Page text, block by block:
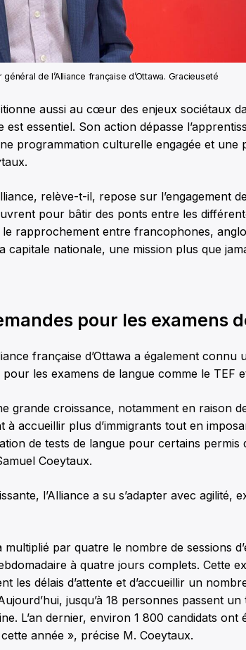
de l’Alliance française d’Ottawa. Gracieuseté
aussi au cœur des enjeux sociétaux
essentiel. Son action dépasse
programmation culturelle engagée et une
relève-t-il, repose sur l’engagement
pour bâtir des ponts entre les
rapprochement entre francophones,
nationale, une mission plus que
pour les examens
française d’Ottawa a également connu
les examens de langue comme le TEF
grande croissance, notamment en raison
à accueillir plus d’immigrants tout en
de tests de langue pour certains permis
Coeytaux.
l’Alliance a su s’adapter avec agilité,
par quatre le nombre de sessions
à quatre jours complets. Cette
les délais d’attente et d’accueillir un
jusqu’à 18 personnes passent
L’an dernier, environ 1 800 candidats ont
année », précise M. Coeytaux.